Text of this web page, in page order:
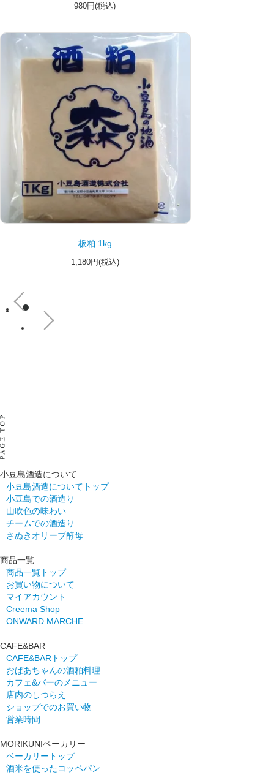
980円(税込)
板粕 1kg
1,180円(税込)
小豆島酒造について
小豆島酒造についてトップ
小豆島での酒造り
山吹色の味わい
チームでの酒造り
さぬきオリーブ酵母
商品一覧
商品一覧トップ
お買い物について
マイアカウント
Creema Shop
ONWARD MARCHE
CAFE&BAR
CAFE&BARトップ
おばあちゃんの酒粕料理
カフェ&バーのメニュー
店内のしつらえ
ショップでのお買い物
営業時間
MORIKUNIベーカリー
ベーカリートップ
酒米を使ったコッペパン